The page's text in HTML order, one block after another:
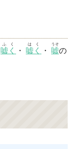
嘘く
ふく
・ 嘘く
はく
・ 嘘
うそ
の